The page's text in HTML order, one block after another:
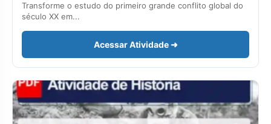
Transforme o estudo do primeiro grande conflito global do
século XX em...
Acessar Atividade ➜